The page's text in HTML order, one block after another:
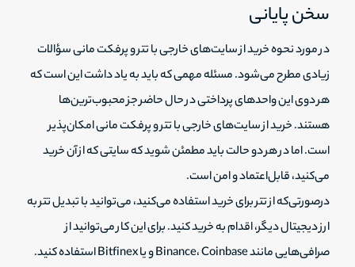
سخن پایانی
در مورد نحوه خرید از سایت‌های خارجی با تتر و پرفکت مانی سؤالات
زیادی مطرح می‌شود. مسئله مهمی که باید به یاد داشت این است که
هر دوی این واحدهای پرداختی در حال حاضر جز محبوب‌ترین‌ها
هستند. خرید از سایت‌های خارجی با تتر و پرفکت مانی امکان‌پذیر
است. اما در هر دو حالت باید مطمئن شوید که سایتی که از آن خرید
می‌کنید، قابل‌اعتماد و امن است.
درصورتی‌که از تتر برای خرید استفاده می‌کنید، می‌توانید با تبدیل تتر به
ارز دیجیتال دیگر، اقدام به خرید کنید. برای این کار می‌توانید از
صرافی‌هایی مانند Binance، Coinbase و یا Bitfinex استفاده کنید.